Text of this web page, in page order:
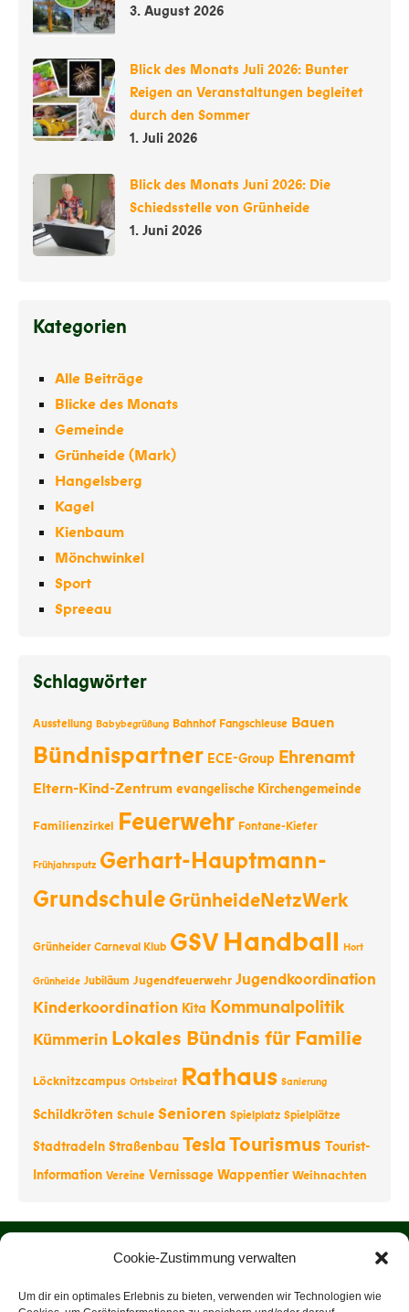
Cookie-Zustimmung verwalten
Um dir ein optimales Erlebnis zu bieten, verwenden wir Technologien wie
3. August 2026
Blick des Monats Juli 2026: Bunter
Reigen an Veranstaltungen begleitet
durch den Sommer
1. Juli 2026
Blick des Monats Juni 2026: Die
Schiedsstelle von Grünheide
1. Juni 2026
Kategorien
Alle Beiträge
Blicke des Monats
Gemeinde
Grünheide (Mark)
Hangelsberg
Kagel
Kienbaum
Mönchwinkel
Sport
Spreeau
Schlagwörter
Ausstellung Babybegrüßung Bahnhof Fangschleuse Bauen
Bündnispartner ECE-Group Ehrenamt
Eltern-Kind-Zentrum evangelische Kirchengemeinde
Familienzirkel Feuerwehr Fontane-Kiefer
Frühjahrsputz Gerhart-Hauptmann-
GrundschuleGrünheideNetzWerk
Grünheider Carneval Klub GSVHandball Hort
Grünheide Jubiläum Jugendfeuerwehr Jugendkoordination
Kinderkoordination Kita Kommunalpolitik
Kümmerin Lokales Bündnis für Familie
Löcknitzcampus Ortsbeirat Rathaus Sanierung
Schildkröten Schule Senioren Spielplatz Spielplätze
Stadtradeln Straßenbau TeslaTourismus Tourist-
Information Vereine Vernissage Wappentier Weihnachten
Über uns